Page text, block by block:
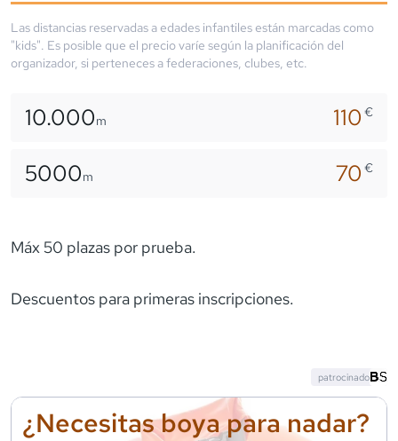
Las distancias reservadas a edades infantiles están marcadas como
"kids". Es posible que el precio varíe según la planificación del
organizador, si perteneces a federaciones, clubes, etc.
10.000m 110€
5000m 70€
Máx 50 plazas por prueba.
Descuentos para primeras inscripciones.
¿Necesitas boya para nadar?
patrocinado